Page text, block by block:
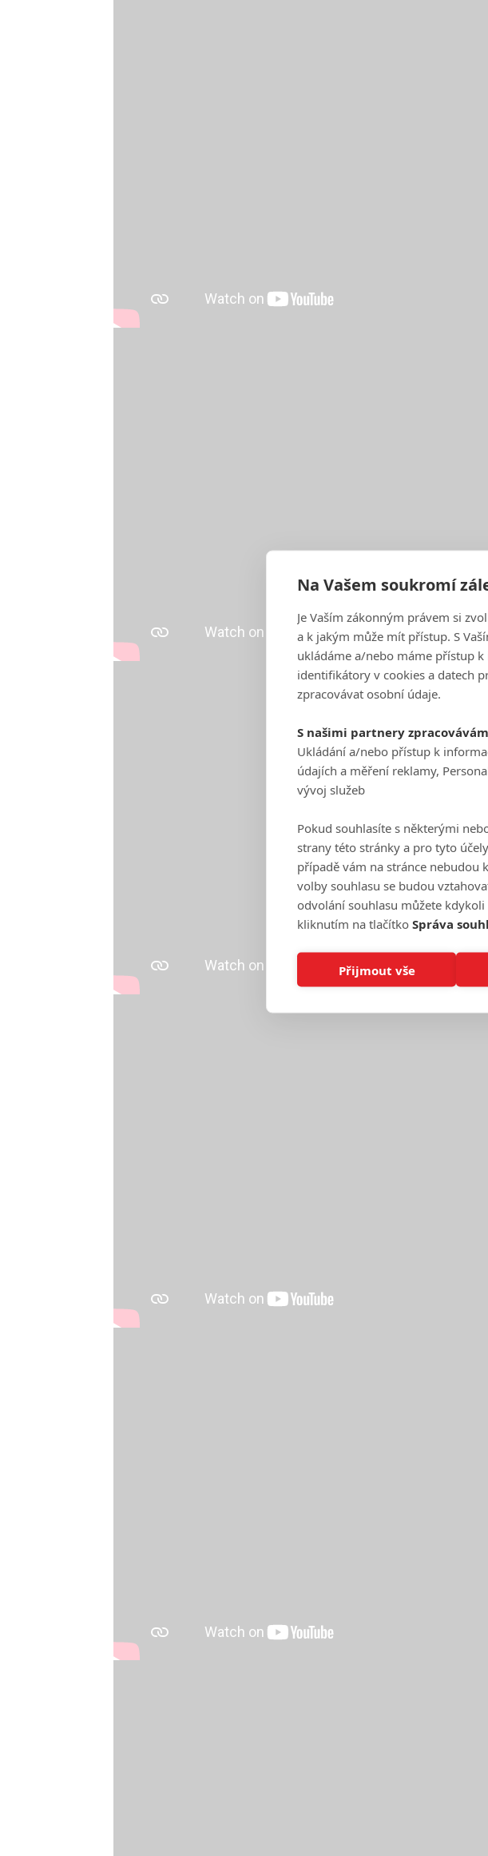
Na Vašem soukromí
Je Vaším zákonným právem si
a k jakým může mít přístup. S
ukládáme a/nebo máme přístup
identifikátory v cookies a datech
zpracovávat osobní údaje.
S našimi partnery
Ukládání a/nebo přístup k
údajích a měření reklamy,
vývoj služeb
Pokud souhlasíte s některými
strany této stránky a pro tyto
případě vám na stránce nebudou
volby souhlasu se budou
odvolání souhlasu můžete
kliknutím na tlačítko Správa
Přijmout vše